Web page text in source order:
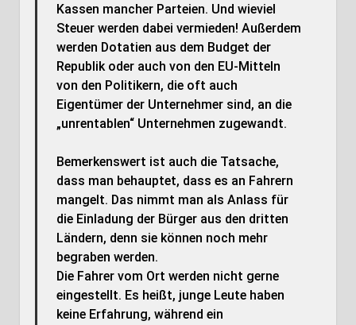
Kassen mancher Parteien. Und wieviel
Steuer werden dabei vermieden! Außerdem
werden Dotatien aus dem Budget der
Republik oder auch von den EU-Mitteln
von den Politikern, die oft auch
Eigentümer der Unternehmer sind, an die
„unrentablen“ Unternehmen zugewandt.
Bemerkenswert ist auch die Tatsache,
dass man behauptet, dass es an Fahrern
mangelt. Das nimmt man als Anlass für
die Einladung der Bürger aus den dritten
Ländern, denn sie können noch mehr
begraben werden.
Die Fahrer vom Ort werden nicht gerne
eingestellt. Es heißt, junge Leute haben
keine Erfahrung, während ein